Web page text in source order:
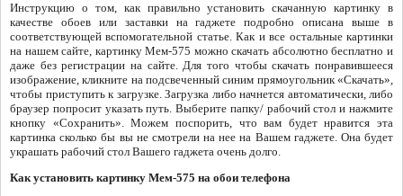
Инструкцию о том, как правильно установить скачанную картинку в
качестве обоев или заставки на гаджете подробно описана выше в
соответствующей вспомогательной статье. Как и все остальные картинки
на нашем сайте, картинку Мем-575 можно скачать абсолютно бесплатно и
даже без регистрации на сайте. Для того чтобы скачать понравившееся
изображение, кликните на подсвеченный синим прямоугольник «Скачать»,
чтобы приступить к загрузке. Загрузка либо начнется автоматически, либо
браузер попросит указать путь. Выберите папку/ рабочий стол и нажмите
кнопку «Сохранить». Можем поспорить, что вам будет нравится эта
картинка сколько бы вы не смотрели на нее на Вашем гаджете. Она будет
украшать рабочий стол Вашего гаджета очень долго.
Как установить картинку Мем-575 на обои телефона